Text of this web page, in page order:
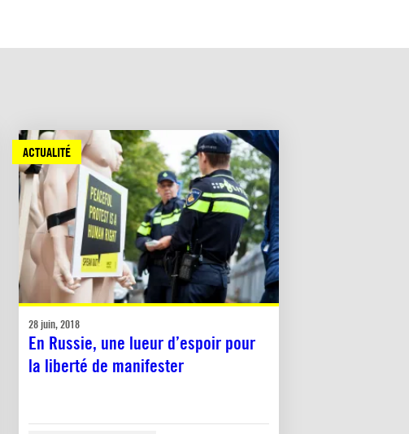
ACTUALITÉ
28 juin, 2018
En Russie, une lueur d’espoir pour
la liberté de manifester